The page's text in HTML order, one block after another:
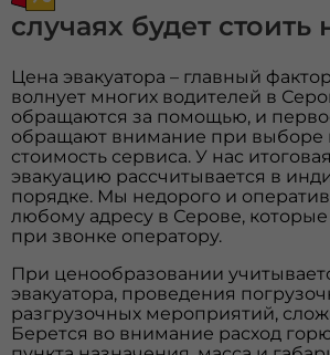
случаях будет стоить
Цена эвакуатора – главный
волнует многих водителей в
обращаются за помощью, и
обращают внимание при выборе
стоимость сервиса. У нас
эвакуацию рассчитывается в
порядке. Мы недорого и
любому адресу в Серове,
при звонке оператору.
При ценообразовании
эвакуатора, проведения
разгрузочных мероприятий,
Берется во внимание расход